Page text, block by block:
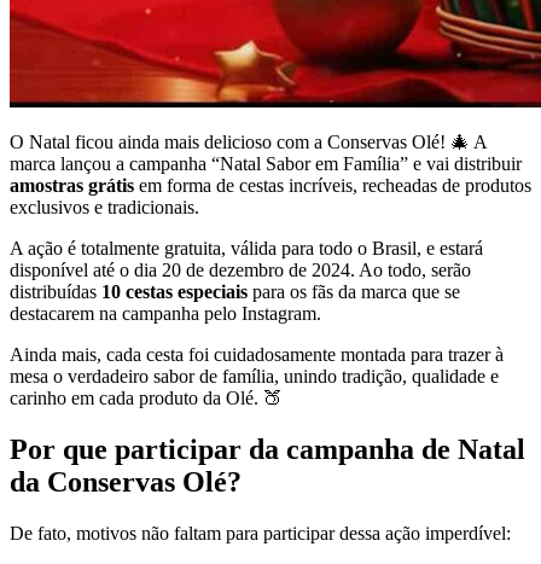
O Natal ficou ainda mais delicioso com a Conservas Olé! 🎄 A
marca lançou a campanha “Natal Sabor em Família” e vai distribuir
amostras grátis em forma de cestas incríveis, recheadas de produtos
exclusivos e tradicionais.
A ação é totalmente gratuita, válida para todo o Brasil, e estará
disponível até o dia 20 de dezembro de 2024. Ao todo, serão
distribuídas 10 cestas especiais para os fãs da marca que se
destacarem na campanha pelo Instagram.
Ainda mais, cada cesta foi cuidadosamente montada para trazer à
mesa o verdadeiro sabor de família, unindo tradição, qualidade e
carinho em cada produto da Olé. 🍑
Por que participar da campanha de Natal
da Conservas Olé?
De fato, motivos não faltam para participar dessa ação imperdível: